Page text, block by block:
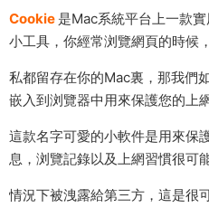
Cookie 是Mac系統平台上一款
小工具，你經常浏覽網頁的時候
私都留存在你的Mac裏，那我們
嵌入到浏覽器中用來保護您的上
這款名字可愛的小軟件是用來保
息，浏覽記錄以及上網習慣很可
情況下被洩露給第三方，這是很